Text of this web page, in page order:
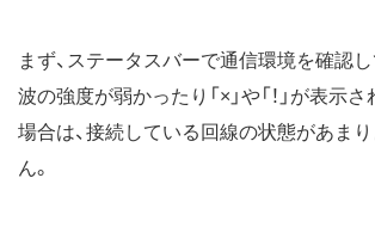
まず、ステータスバーで通信環境を確認
波の強度が弱かったり「×」や「！」が表示
場合は、接続している回線の状態があま
ん。